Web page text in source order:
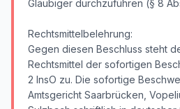
Gläubiger durchzuführen (§ 8
Rechtsmittelbelehrung:
Gegen diesen Beschluss steht
Rechtsmittel der sofortigen
2 InsO zu. Die sofortige
Amtsgericht Saarbrücken,